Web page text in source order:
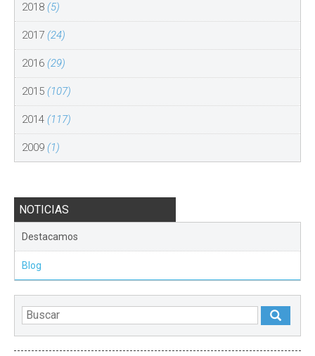
2018 (5)
2017 (24)
2016 (29)
2015 (107)
2014 (117)
2009 (1)
NOTICIAS
Destacamos
Blog